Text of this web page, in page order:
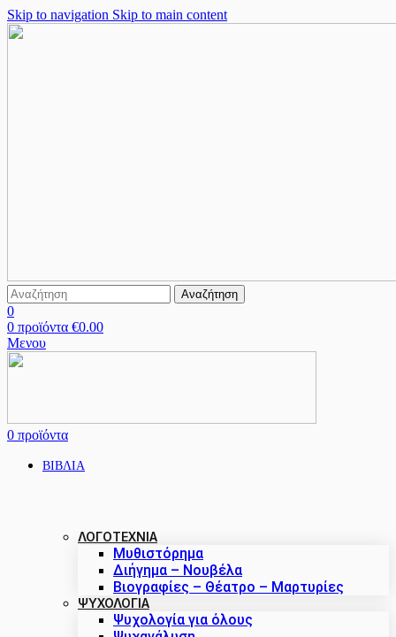
Skip to navigation Skip to main content
Αναζήτηση
0
0 προϊόντα €0.00
Μενου
0 προϊόντα
ΒΙΒΛΙΑ
ΛΟΓΟΤΕΧΝΙΑ
Μυθιστόρημα
Διήγημα – Νουβέλα
Βιογραφίες – Θέατρο – Μαρτυρίες
ΨΥΧΟΛΟΓΙΑ
Ψυχολογία για όλους